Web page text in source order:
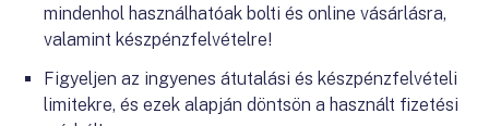
mindenhol használhatóak bolti és online vásárlásra,
valamint készpénzfelvételre!
Figyeljen az ingyenes átutalási és készpénzfelvételi
limitekre, és ezek alapján döntsön a használt fizetési